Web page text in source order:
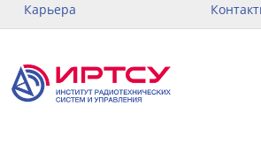
Карьера